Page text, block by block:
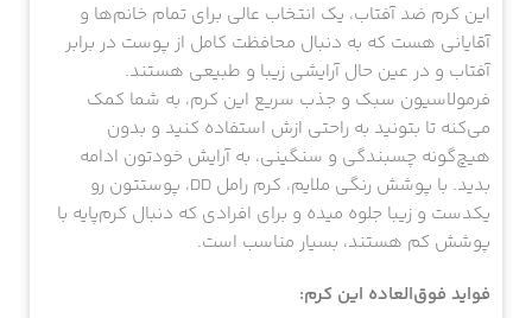
این کرم ضد آفتاب، یک انتخاب عالی برای تمام خانم‌ها و
آقایانی هست که به دنبال محافظت کامل از پوست در برابر
آفتاب و در عین حال آرایشی زیبا و طبیعی هستند.
فرمولاسیون سبک و جذب سریع این کرم، به شما کمک
می‌کنه تا بتونید به راحتی ازش استفاده کنید و بدون
هیچ‌گونه چسبندگی و سنگینی، به آرایش خودتون ادامه
بدید. با پوشش رنگی ملایم، کرم رامل DD، پوستتون رو
یکدست و زیبا جلوه میده و برای افرادی که دنبال کرم‌پایه با
پوشش کم هستند، بسیار مناسب است.
فواید فوق‌العاده این کرم: